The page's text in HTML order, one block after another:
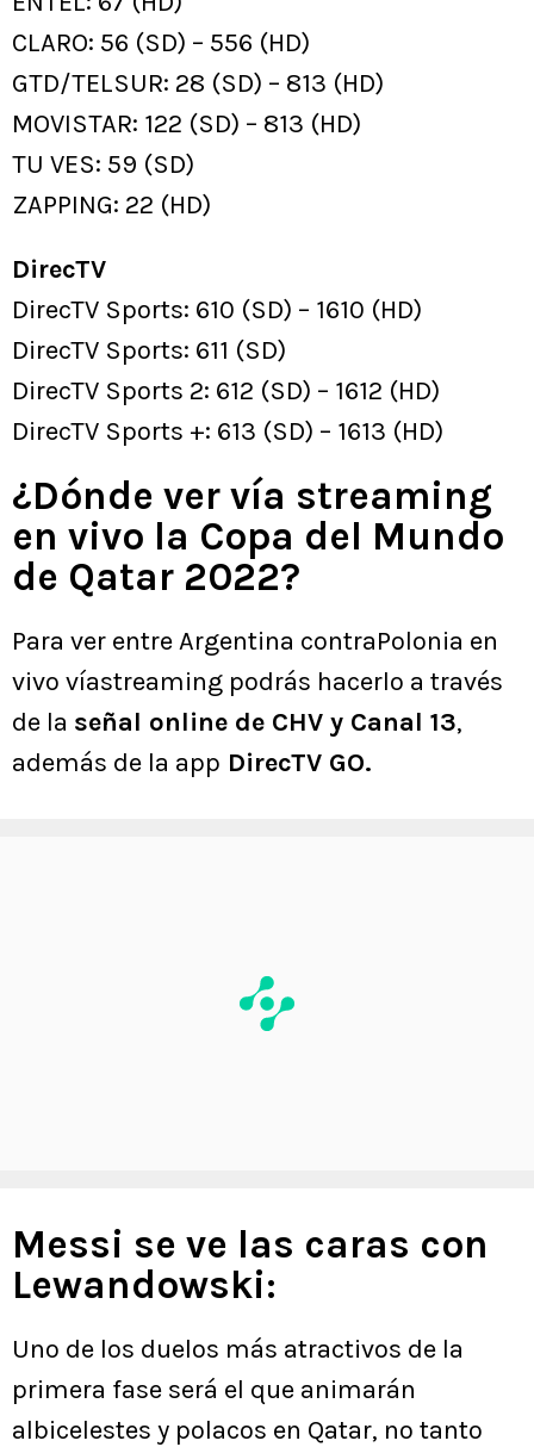
CLARO: 56 (SD) – 556 (HD)
GTD/TELSUR: 28 (SD) – 813 (HD)
MOVISTAR: 122 (SD) – 813 (HD)
TU VES: 59 (SD)
ZAPPING: 22 (HD)
DirecTV
DirecTV Sports: 610 (SD) – 1610 (HD)
DirecTV Sports: 611 (SD)
DirecTV Sports 2: 612 (SD) – 1612 (HD)
DirecTV Sports +: 613 (SD) – 1613 (HD)
¿Dónde ver vía streaming
en vivo la Copa del Mundo
de Qatar 2022?
Para ver entre Argentina contraPolonia en
vivo víastreaming podrás hacerlo a través
de la señal online de CHV y Canal 13,
además de la app DirecTV GO.
Messi se ve las caras con
Lewandowski:
Uno de los duelos más atractivos de la
primera fase será el que animarán
albicelestes y polacos en Qatar, no tanto